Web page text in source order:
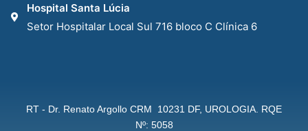
Hospital Santa Lúcia
Setor Hospitalar Local Sul 716 bloco C Clínica 6
RT - Dr. Renato Argollo CRM 10231 DF, UROLOGIA. RQE
Nº: 5058